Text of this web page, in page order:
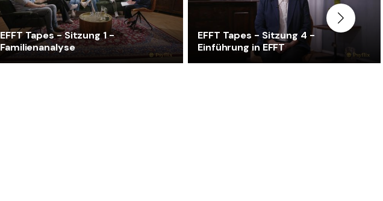
EFFT Tapes - Sitzung 1 -
Familienanalyse
EFFT Tapes - Sitzung 4 -
Einführung in EFFT